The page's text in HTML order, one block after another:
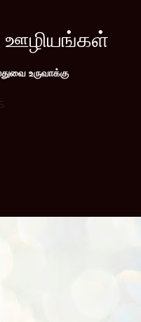
ஊழியங்கள்
உருவாக்கு